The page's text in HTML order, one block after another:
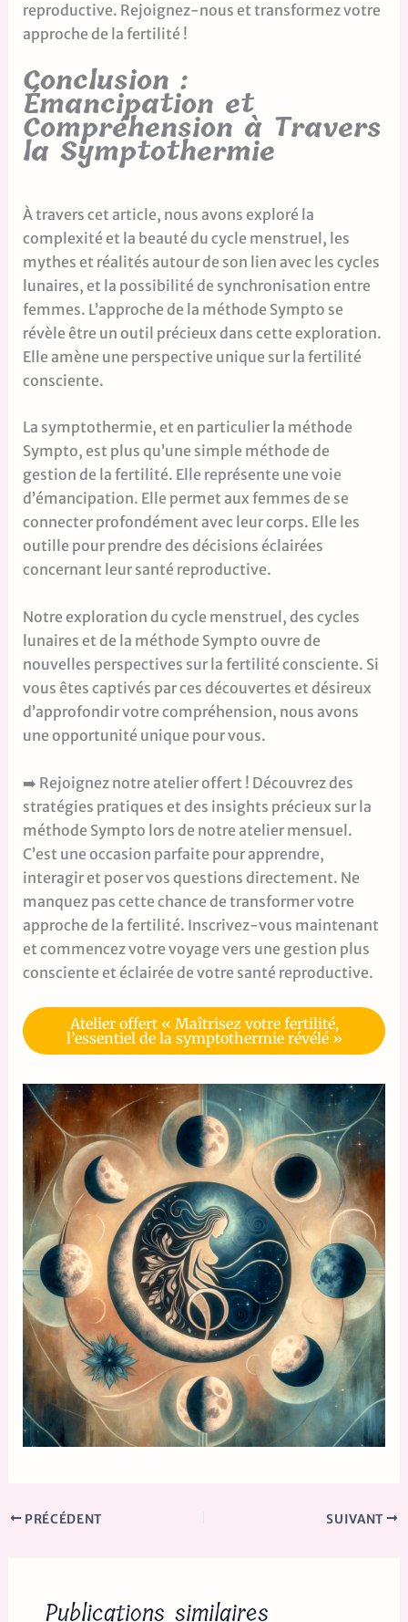
reproductive. Rejoignez-nous et transformez votre
approche de la fertilité !
Conclusion :
Émancipation et
Compréhension à Travers
la Symptothermie
À travers cet article, nous avons exploré la
complexité et la beauté du cycle menstruel, les
mythes et réalités autour de son lien avec les cycles
lunaires, et la possibilité de synchronisation entre
femmes. L’approche de la méthode Sympto se
révèle être un outil précieux dans cette exploration.
Elle amène une perspective unique sur la fertilité
consciente.
La symptothermie, et en particulier la méthode
Sympto, est plus qu’une simple méthode de
gestion de la fertilité. Elle représente une voie
d’émancipation. Elle permet aux femmes de se
connecter profondément avec leur corps. Elle les
outille pour prendre des décisions éclairées
concernant leur santé reproductive.
Notre exploration du cycle menstruel, des cycles
lunaires et de la méthode Sympto ouvre de
nouvelles perspectives sur la fertilité consciente. Si
vous êtes captivés par ces découvertes et désireux
d’approfondir votre compréhension, nous avons
une opportunité unique pour vous.
➡️ Rejoignez notre atelier offert ! Découvrez des
stratégies pratiques et des insights précieux sur la
méthode Sympto lors de notre atelier mensuel.
C’est une occasion parfaite pour apprendre,
interagir et poser vos questions directement. Ne
manquez pas cette chance de transformer votre
approche de la fertilité. Inscrivez-vous maintenant
et commencez votre voyage vers une gestion plus
consciente et éclairée de votre santé reproductive.
Atelier offert « Maîtrisez votre fertilité,
l’essentiel de la symptothermie révélé »
PRÉCÉDENT SUIVANT
Publications similaires